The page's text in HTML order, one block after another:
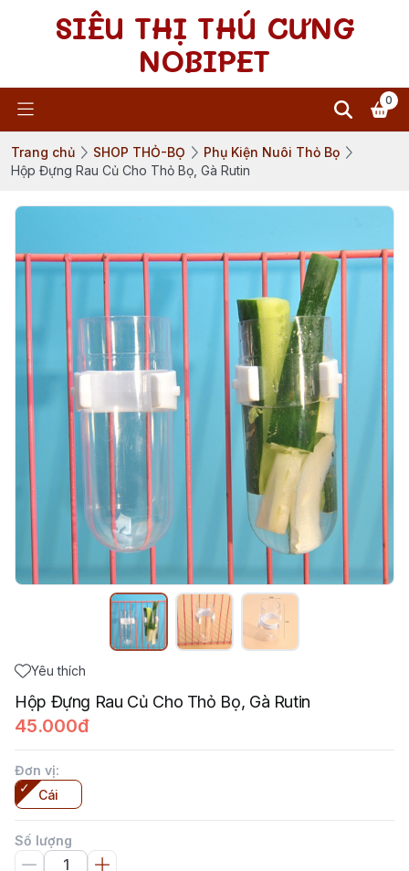
SIÊU THỊ THÚ CƯNG
NOBIPET
0
Trang chủ SHOP THỎ-BỌ
Phụ Kiện Nuôi Thỏ Bọ
Hộp Đựng Rau Củ Cho Thỏ Bọ, Gà Rutin
Yêu thích
Hộp Đựng Rau Củ Cho Thỏ Bọ, Gà Rutin
45.000đ
Đơn vị:
Cái
Số lượng